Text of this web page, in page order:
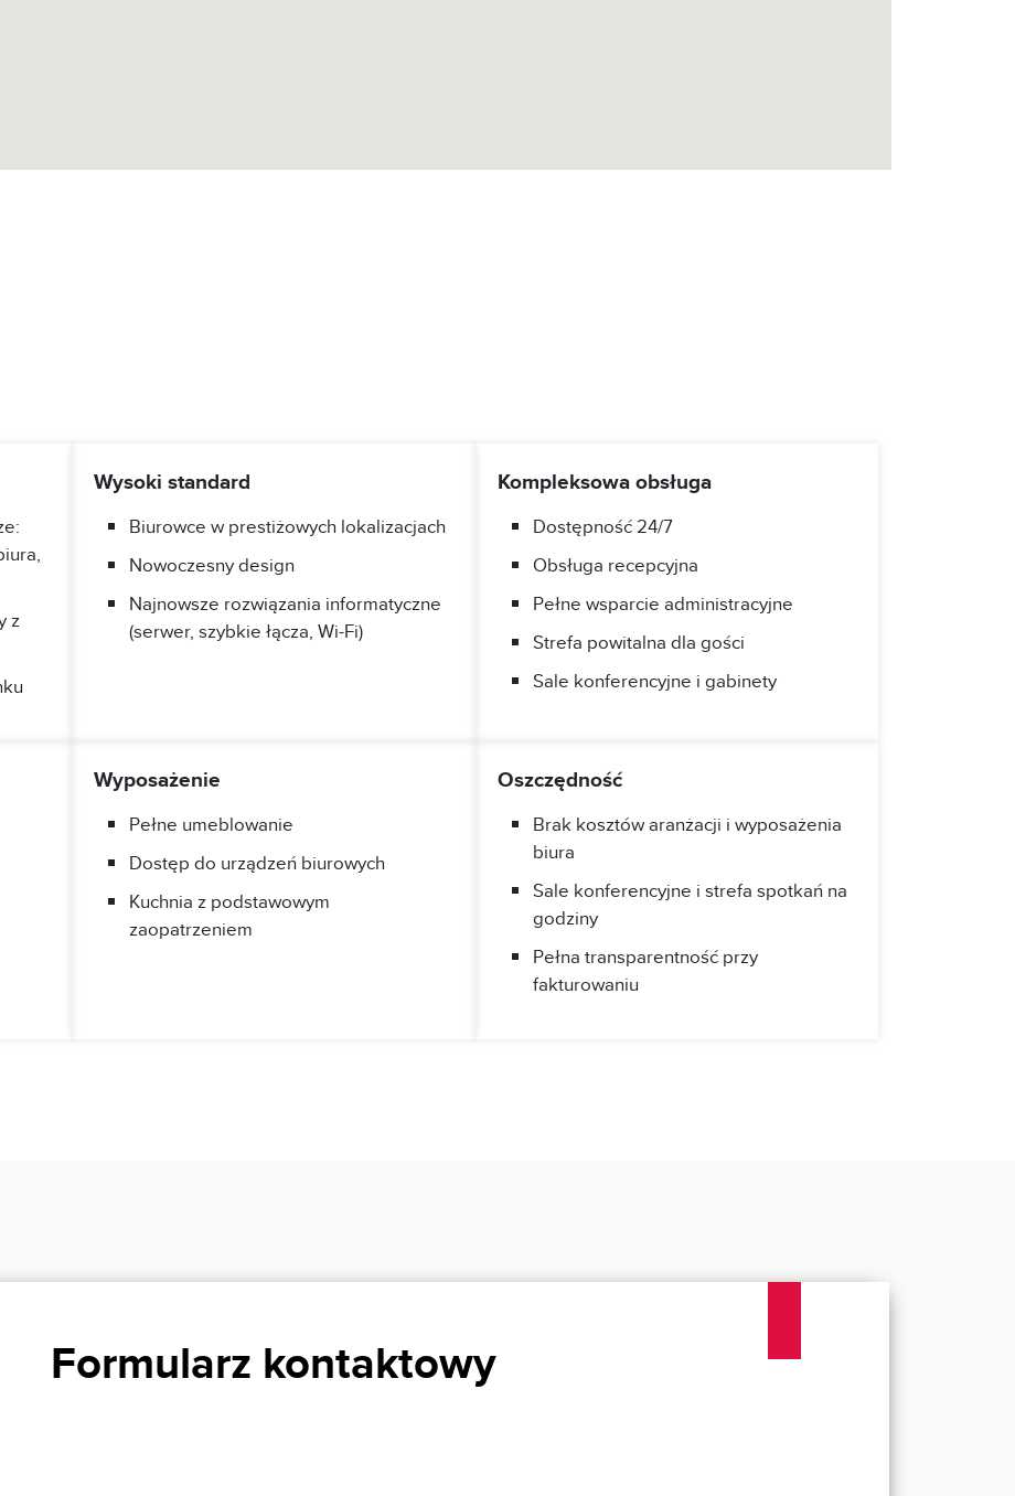
z
Wysoki standard
Biurowce w prestiżowych lokalizacjach
Nowoczesny design
Najnowsze rozwiązania informatyczne
(serwer, szybkie łącza, Wi-Fi)
Kompleksowa obsługa
Dostępność 24/7
Obsługa recepcyjna
Pełne wsparcie administracyjne
Strefa powitalna dla gości
Sale konferencyjne i gabinety
Wyposażenie
Pełne umeblowanie
Dostęp do urządzeń biurowych
Kuchnia z podstawowym
zaopatrzeniem
Oszczędność
Brak kosztów aranżacji i wyposażenia
biura
Sale konferencyjne i strefa spotkań na
godziny
Pełna transparentność przy
fakturowaniu
Formularz kontaktowy